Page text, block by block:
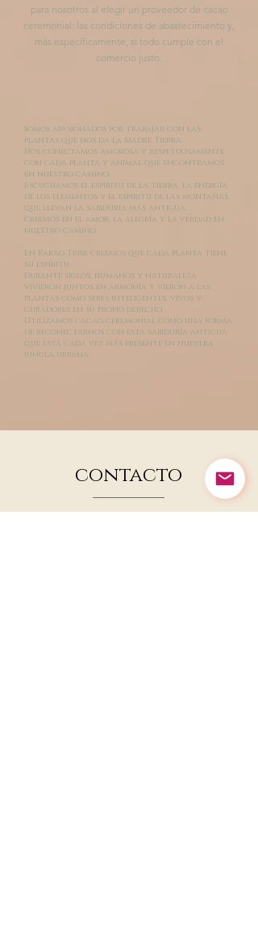
para nosotros al elegir un proveedor de cacao
ceremonial: las condiciones de abastecimiento y,
más específicamente, si todo cumple con el
comercio justo.
Somos apasionados por trabajar con las
plantas que nos da la Madre Tierra.
Nos conectamos amorosa y respetuosamente
con cada planta y animal que encontramos
en nuestro camino.
Escuchamos el espíritu de la tierra, la energía
de los elementos y el espíritu de las montañas
que llevan la sabiduría más antigua.
Creemos en el amor, la alegría y la verdad en
nuestro camino.
En Kakao Tribe creemos que cada planta tiene
su espíritu.
Durante siglos, humanos y naturaleza
vivieron juntos en armonía y vieron a las
plantas como seres inteligentes, vivos y
curadores en su propio derecho.
Utilizamos cacao ceremonial como una forma
de reconectarnos con esta sabiduría antigua
que está cada vez más presente en nuestra
jungla urbana.
contacto